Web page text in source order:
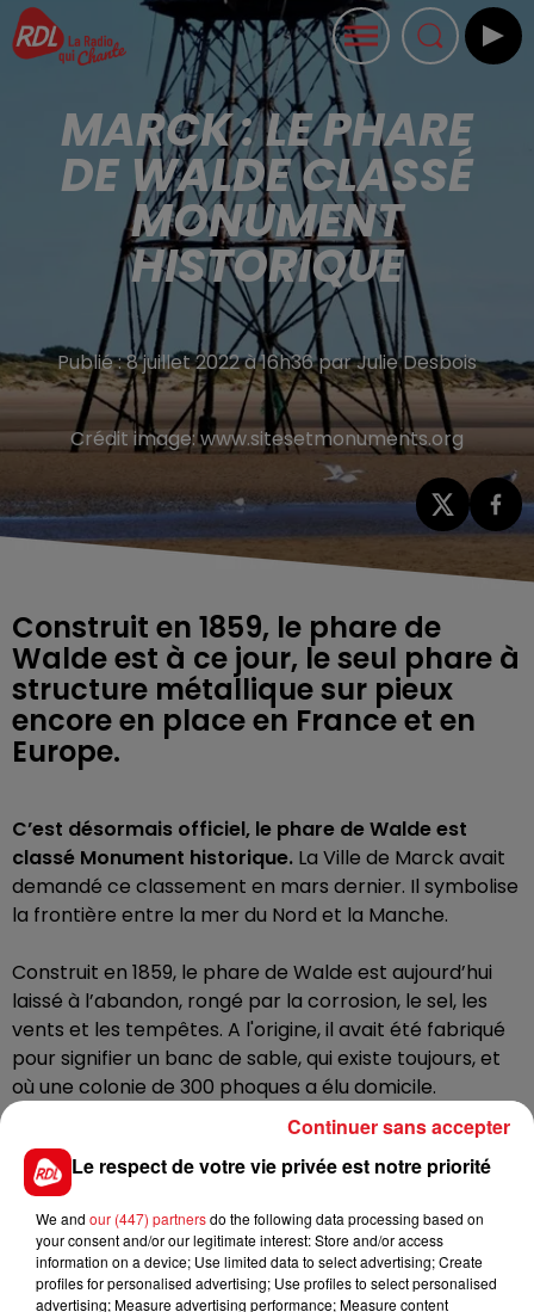
MARCK : LE PHARE
DE WALDE CLASSÉ
MONUMENT
HISTORIQUE
Publié : 8 juillet 2022 à 16h36 par Julie Desbois
Crédit image:www.sitesetmonuments.org
Construit en 1859, le phare de
Walde est à ce jour, le seul phare à
structure métallique sur pieux
encore en place en France et en
Europe.
C’est désormais officiel, le phare de Walde est
classé Monument historique. La Ville de Marck avait
demandé ce classement en mars dernier. Il symbolise
la frontière entre la mer du Nord et la Manche.
Construit en 1859, le phare de Walde est aujourd’hui
laissé à l’abandon, rongé par la corrosion, le sel, les
vents et les tempêtes. A l'origine, il avait été fabriqué
pour signifier un banc de sable, qui existe toujours, et
où une colonie de 300 phoques a élu domicile.
Cette qualification de monument historique
permettra d’aider à sa restauration, puisqu’il s’agit du
dernier phare métallique sur pilotis en Europe.
Le respect de votre vie privée est notre priorité
We and our (447) partnersdo the following data processing based on
your consent and/or our legitimate interest: Store and/or access
information on a device; Use limited data to select advertising; Create
profiles for personalised advertising; Use profiles to select personalised
advertising; Measure advertising performance; Measure content
Continuer sans accepter